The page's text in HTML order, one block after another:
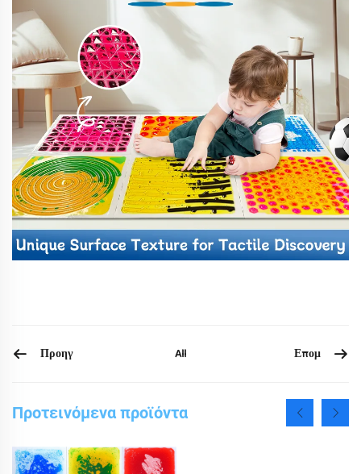
Προηγ All Επομ
Προτεινόμενα προϊόντα